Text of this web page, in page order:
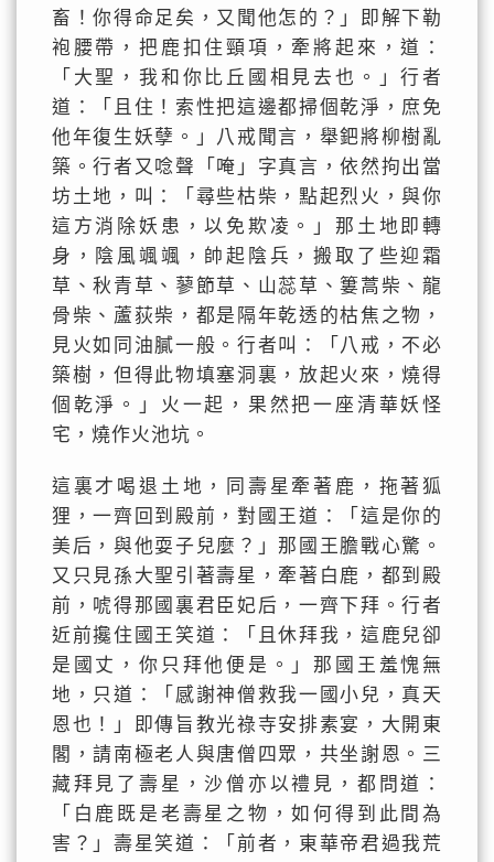
畜！你得命足矣，又聞他怎的？」即解下勒
袍腰帶，把鹿扣住頸項，牽將起來，道：
「大聖，我和你比丘國相見去也。」行者
道：「且住！索性把這邊都掃個乾淨，庶免
他年復生妖孽。」八戒聞言，舉鈀將柳樹亂
築。行者又唸聲「唵」字真言，依然拘出當
坊土地，叫：「尋些枯柴，點起烈火，與你
這方消除妖患，以免欺凌。」那土地即轉
身，陰風颯颯，帥起陰兵，搬取了些迎霜
草、秋青草、蓼節草、山蕊草、簍蒿柴、龍
骨柴、蘆荻柴，都是隔年乾透的枯焦之物，
見火如同油膩一般。行者叫：「八戒，不必
築樹，但得此物填塞洞裏，放起火來，燒得
個乾淨。」火一起，果然把一座清華妖怪
宅，燒作火池坑。
這裏才喝退土地，同壽星牽著鹿，拖著狐
狸，一齊回到殿前，對國王道：「這是你的
美后，與他耍子兒麼？」那國王膽戰心驚。
又只見孫大聖引著壽星，牽著白鹿，都到殿
前，唬得那國裏君臣妃后，一齊下拜。行者
近前攙住國王笑道：「且休拜我，這鹿兒卻
是國丈，你只拜他便是。」那國王羞愧無
地，只道：「感謝神僧救我一國小兒，真天
恩也！」即傳旨教光祿寺安排素宴，大開東
閣，請南極老人與唐僧四眾，共坐謝恩。三
藏拜見了壽星，沙僧亦以禮見，都問道：
「白鹿既是老壽星之物，如何得到此間為
害？」壽星笑道：「前者，東華帝君過我荒